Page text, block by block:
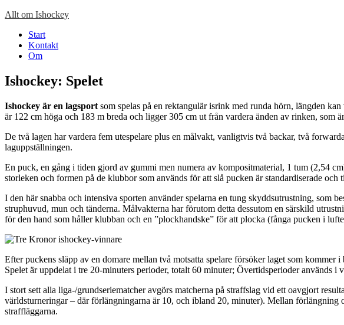
Hoppa
innehåll
Allt om Ishockey
Start
Kontakt
Om
Ishockey: Spelet
Ishockey är en lagsport som spelas på en rektangulär isrink med runda hörn, längden
är 122 cm höga och 183 m breda och ligger 305 cm ut från vardera änden av rinken,
De två lagen har vardera fem utespelare plus en målvakt, vanligtvis två backar, två
laguppställningen.
En puck, en gång i tiden gjord av gummi men numera av kompositmaterial, 1 tum (2,54
storleken och formen på de klubbor som används för att slå pucken är standardiserade
I den här snabba och intensiva sporten använder spelarna en tung skyddsutrustning, som
struphuvud, mun och tänderna. Målvakterna har förutom detta dessutom en särskild
för den hand som håller klubban och en ”plockhandske” för att plocka (fånga pucken i
Efter puckens släpp av en domare mellan två motsatta spelare försöker laget som
Spelet är uppdelat i tre 20-minuters perioder, totalt 60 minuter; Övertidsperioder används i
I stort sett alla liga-/grundseriematcher avgörs matcherna på straffslag vid ett oavgjort
världsturneringar – där förlängningarna är 10, och ibland 20, minuter). Mellan
straffläggarna.